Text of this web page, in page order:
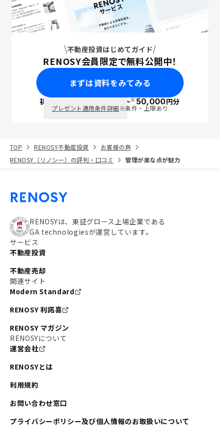
不動産投資はじめてガイド
RENOSY会員限定で無料公開中！
まずは資料をみてみる
初回面談で ポイント※50,000円分
プレゼント適用条件詳細※条件・上限あり
TOP RENOSY不動産投資
お客様の声
RENOSY（リノシー）の評判・口コミ
管理が楽な点が魅力
RENOSYは、東証グロース上場企業である
GA technologiesが運営しています。
サービス
不動産投資
不動産売却
関連サイト
Modern Standard
RENOSY 利諾喜
RENOSY マガジン
RENOSYについて
運営会社
RENOSYとは
利用規約
お問い合わせ窓口
プライバシーポリシー及び個人情報のお取扱いについて